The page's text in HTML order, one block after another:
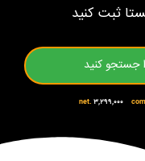
ثبت کنید
net. ۳,۲۹۹,۰۰۰